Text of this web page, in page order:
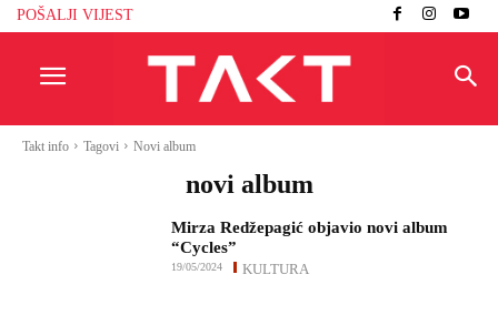
POŠALJI VIJEST
Takt info Tagovi Novi album
novi album
Mirza Redžepagić objavio novi album
“Cycles”
KULTURA
19/05/2024